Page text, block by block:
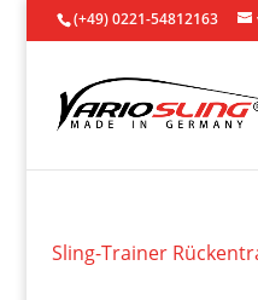
(+49) 0221-54812163
Sling-Trainer